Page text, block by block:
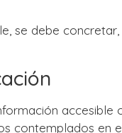
se debe
contemplados en